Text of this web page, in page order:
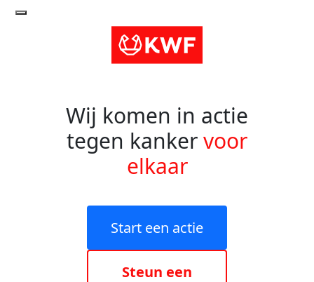
Wij komen in actie
tegen kankervoor
elkaar
Start een actie
Steun een